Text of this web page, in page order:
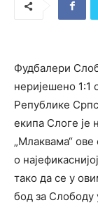
Фудбалери
неријешено 1:1
Републике
екипа Слоге је
„Млаквама“ ове
о
тако да се у
бод за Слободу